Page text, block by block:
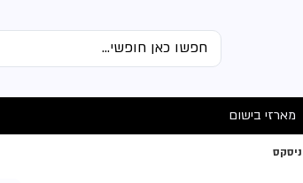
מארזי בישום